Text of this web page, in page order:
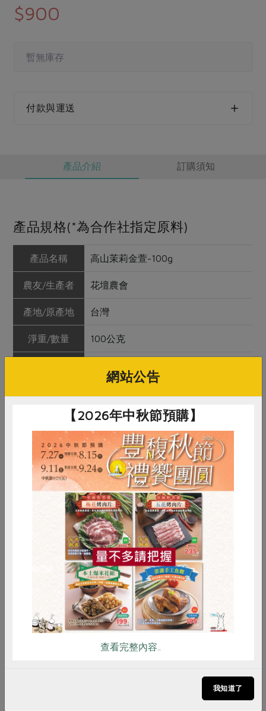
素食專區
樂齡友善
高麗菜海鮮煎餅
地區活動
活動報下載
$900
暫無庫存
付款與運送
產品介紹 訂購須知
產品規格(*為合作社指定原料)
產品名稱 高山茉莉金萱-100g
農友/生產者 花壇農會
產地/原產地 台灣
淨重/數量 100公克
選用花壇友善耕作的茉莉花，及無農
藥殘留之台灣高山金萱，以「窨花拼
和」工藝窨香拼和，堅守友善環境，
無毒栽植的理念，以繁複的製茶工
序，呈現茉莉花細緻優雅的氣息
調理方式
【沖泡法】取適量的茶葉放入茶器中
(置茶量的1/4或1/5)，以90-95℃熱水
沖泡，第一、二泡時間掌握在50秒即
可濾出茶湯，第三泡之後時間更增長
10~20秒，依個人喜好茶湯濃度彈性
調整。
注意事項
開封後請儘速使用完畢，以維持品
質。【內附脫氧劑，避免誤食】
健康級
RPET 食譜 減硝酸鹽
雞蛋 食安 共同購買
網站公告
【2026年中秋節預購】
查看完整內容..
我知道了